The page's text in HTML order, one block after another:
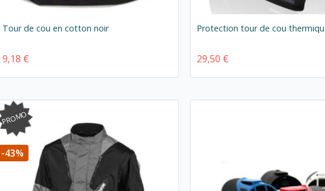
Tour de cou en cotton noir
9,18 €
Protection tour de cou
29,50 €
PROMO
-43%